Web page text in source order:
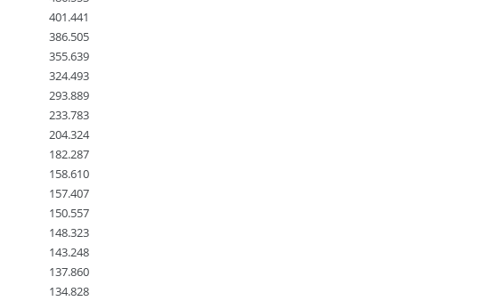
401.441
386.505
355.639
324.493
293.889
233.783
204.324
182.287
158.610
157.407
150.557
148.323
143.248
137.860
134.828